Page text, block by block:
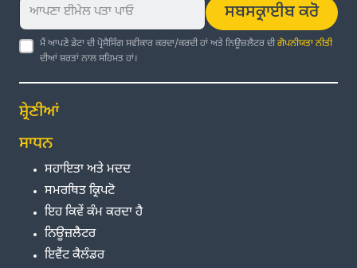
ਸਬਸਕ੍ਰਾਈਬ ਕਰੋ
ਮੈਂ ਆਪਣੇ ਡੇਟਾ ਦੀ ਪ੍ਰੋਸੈਸਿੰਗ ਸਵੀਕਾਰ ਕਰਦਾ/ਕਰਦੀ ਹਾਂ ਅਤੇ ਨਿਊਜ਼ਲੈਟਰ ਦੀਗੋਪਨੀਯਤਾ ਨੀਤੀ
ਦੀਆਂ ਸ਼ਰਤਾਂ ਨਾਲ ਸਹਿਮਤ ਹਾਂ।
ਸ਼੍ਰੇਣੀਆਂ
ਸਾਧਨ
ਸਹਾਇਤਾ ਅਤੇ ਮਦਦ
ਸਮਰਥਿਤ ਕ੍ਰਿਪਟੋ
ਇਹ ਕਿਵੇਂ ਕੰਮ ਕਰਦਾ ਹੈ
ਨਿਊਜ਼ਲੈਟਰ
ਇਵੈਂਟ ਕੈਲੰਡਰ